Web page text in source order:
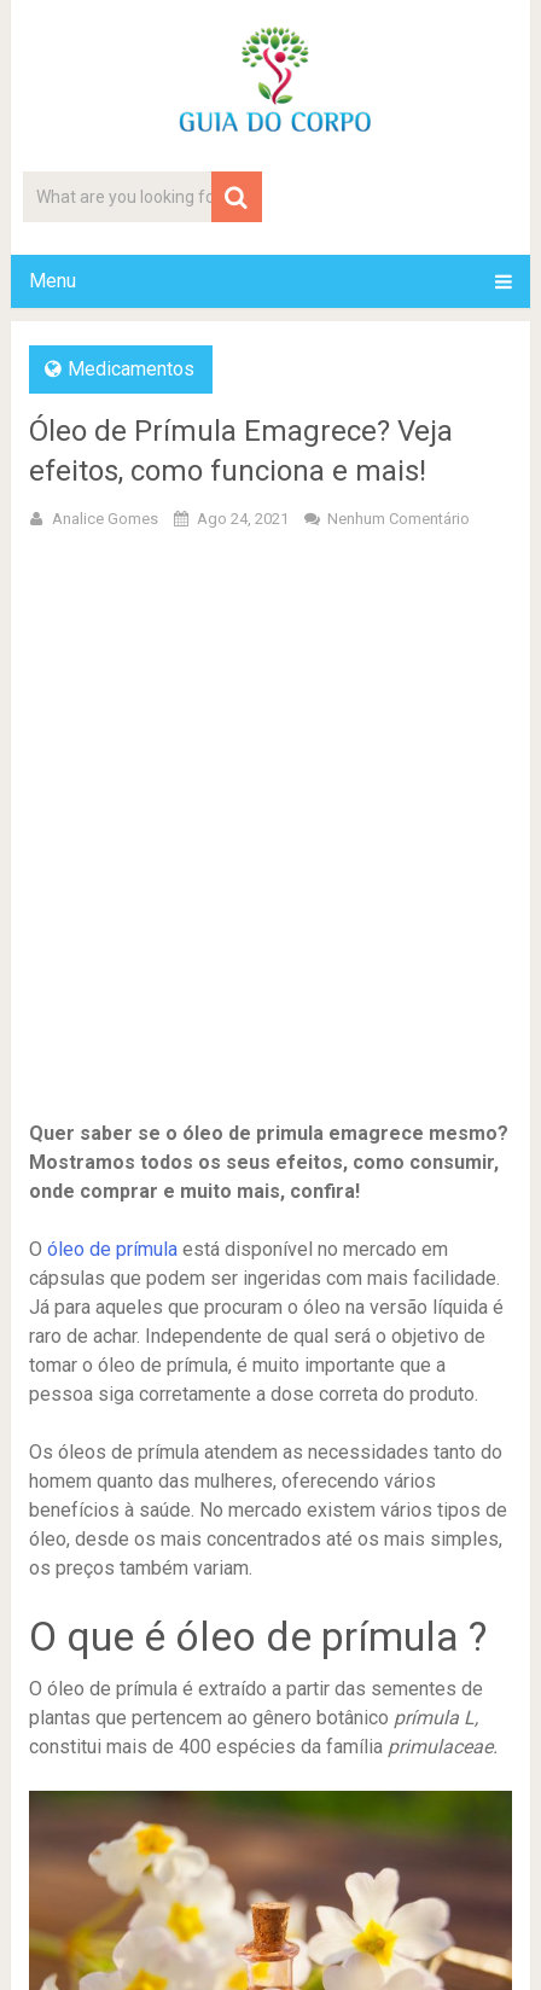
Menu
Medicamentos
Óleo de Prímula Emagrece? Veja
efeitos, como funciona e mais!
Analice Gomes Ago 24, 2021 Nenhum Comentário
Quer saber se o óleo de primula emagrece mesmo?
Mostramos todos os seus efeitos, como consumir,
onde comprar e muito mais, confira!
O óleo de prímulaestá disponível no mercado em
cápsulas que podem ser ingeridas com mais facilidade.
Já para aqueles que procuram o óleo na versão líquida é
raro de achar. Independente de qual será o objetivo de
tomar o óleo de prímula, é muito importante que a
pessoa siga corretamente a dose correta do produto.
Os óleos de prímula atendem as necessidades tanto do
homem quanto das mulheres, oferecendo vários
benefícios à saúde. No mercado existem vários tipos de
óleo, desde os mais concentrados até os mais simples,
os preços também variam.
O que é óleo de prímula ?
O óleo de prímula é extraído a partir das sementes de
plantas que pertencem ao gênero botânico prímula L,
constitui mais de 400 espécies da família primulaceae.